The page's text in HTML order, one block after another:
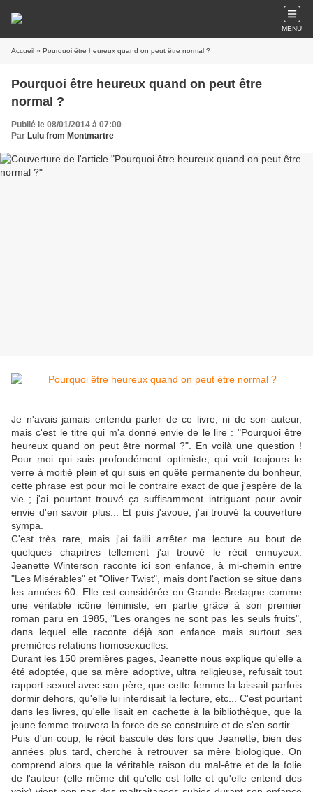
MENU
Accueil » Pourquoi être heureux quand on peut être normal ?
Pourquoi être heureux quand on peut être
normal ?
Publié le 08/01/2014 à 07:00
Par Lulu from Montmartre
Je n'avais jamais entendu parler de ce livre, ni de son auteur,
mais c'est le titre qui m'a donné envie de le lire : "Pourquoi être
heureux quand on peut être normal ?". En voilà une question !
Pour moi qui suis profondément optimiste, qui voit toujours le
verre à moitié plein et qui suis en quête permanente du bonheur,
cette phrase est pour moi le contraire exact de que j'espère de la
vie ; j'ai pourtant trouvé ça suffisamment intriguant pour avoir
envie d'en savoir plus... Et puis j'avoue, j'ai trouvé la couverture
sympa.
C'est très rare, mais j'ai failli arrêter ma lecture au bout de
quelques chapitres tellement j'ai trouvé le récit ennuyeux.
Jeanette Winterson raconte ici son enfance, à mi-chemin entre
"Les Misérables" et "Oliver Twist", mais dont l'action se situe dans
les années 60. Elle est considérée en Grande-Bretagne comme
une véritable icône féministe, en partie grâce à son premier
roman paru en 1985, "Les oranges ne sont pas les seuls fruits",
dans lequel elle raconte déjà son enfance mais surtout ses
premières relations homosexuelles.
Durant les 150 premières pages, Jeanette nous explique qu'elle a
été adoptée, que sa mère adoptive, ultra religieuse, refusait tout
rapport sexuel avec son père, que cette femme la laissait parfois
dormir dehors, qu'elle lui interdisait la lecture, etc... C'est pourtant
dans les livres, qu'elle lisait en cachette à la bibliothèque, que la
jeune femme trouvera la force de se construire et de s'en sortir.
Puis d'un coup, le récit bascule dès lors que Jeanette, bien des
années plus tard, cherche à retrouver sa mère biologique. On
comprend alors que la véritable raison du mal-être et de la folie
de l'auteur (elle même dit qu'elle est folle et qu'elle entend des